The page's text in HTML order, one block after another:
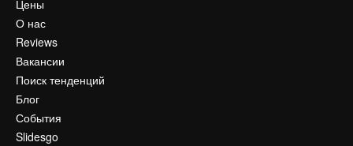
Цены
О нас
Reviews
Вакансии
Поиск тенденций
Блог
События
Slidesgo